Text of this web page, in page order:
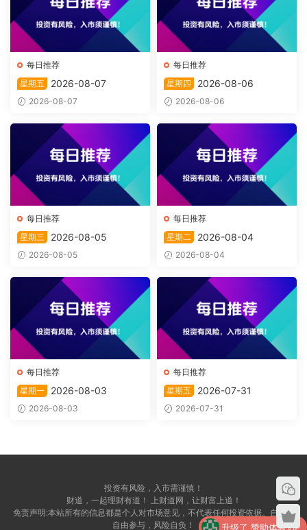
每日推荐
星期五
2026-08-07
2026-08-07
每日推荐
星期四
2026-08-06
2026-08-06
每日推荐
星期三
2026-08-05
2026-08-05
每日推荐
星期二
2026-08-04
2026-08-04
每日推荐
星期一
2026-08-03
2026-08-03
每日推荐
星期五
2026-07-31
2026-07-31
投资有风险，入市需谨慎！
财道，一起理财有道！ 上财道网，让财富上道！
免责声明:本站所有的信息都是个人对市场意见，不代表任何投资依据。自愿，
自由参与，风险自负！
升级了 赞助体验VIP